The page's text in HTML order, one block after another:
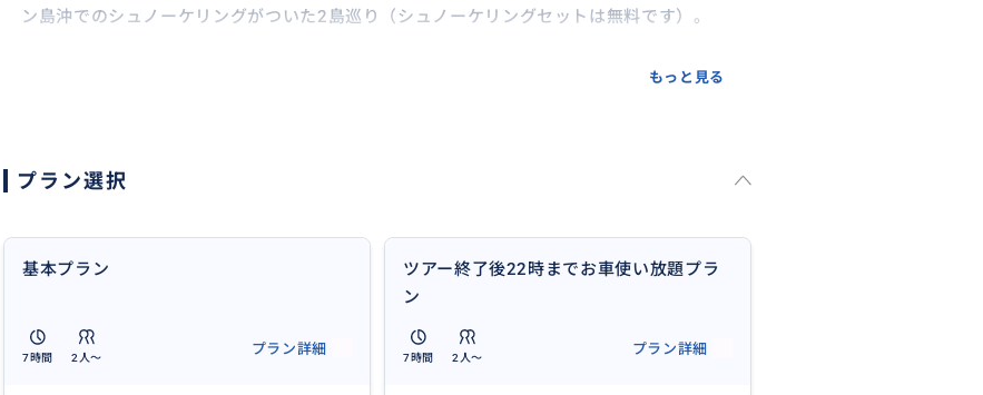
ン島沖でのシュノーケリングがついた2島巡り（シュノーケリングセットは無料です）。
パンダノン島は、水色に透き通る海と真っ白な砂浜の広がる小さな島で、まさに“南の島”の
で2島ホッピングですね。
パンダノン島はマクタン島の桟橋からボートで約1時間の場所にあります。アイランドホッ
もっと見る
プラン選択
基本プラン
7時間 2人〜
プラン詳細
ツアー終了後22時までお車使い放題プラ
ン
7時間 2人〜
プラン詳細